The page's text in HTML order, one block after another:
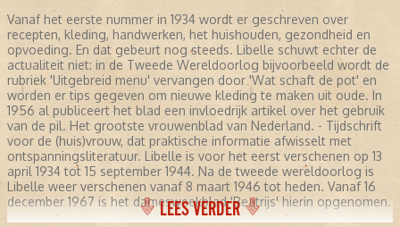
Vanaf het eerste nummer in 1934 wordt er geschreven over
recepten, kleding, handwerken, het huishouden, gezondheid en
opvoeding. En dat gebeurt nog steeds. Libelle schuwt echter de
actualiteit niet: in de Tweede Wereldoorlog bijvoorbeeld wordt de
rubriek 'Uitgebreid menu' vervangen door 'Wat schaft de pot' en
worden er tips gegeven om nieuwe kleding te maken uit oude. In
1956 al publiceert het blad een invloedrijk artikel over het gebruik
van de pil. Het grootste vrouwenblad van Nederland. - Tijdschrift
voor de (huis)vrouw, dat praktische informatie afwisselt met
ontspanningsliteratuur. Libelle is voor het eerst verschenen op 13
april 1934 tot 15 september 1944. Na de tweede wereldoorlog is
Libelle weer verschenen vanaf 8 maart 1946 tot heden. Vanaf 16
december 1967 is het damesweekblad 'Beatrijs' hierin opgenomen.
LEES VERDER